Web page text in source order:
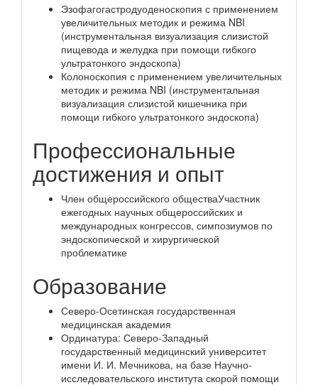
Эзофагогастродуоденоскопия с применением
увеличительных методик и режима NBI
(инструментальная визуализация слизистой
пищевода и желудка при помощи гибкого
ультратонкого эндоскопа)
Колоноскопия с применением увеличительных
методик и режима NBI (инструментальная
визуализация слизистой кишечника при
помощи гибкого ультратонкого эндоскопа)
Профессиональные
достижения и опыт
Член общероссийского обществаУчастник
ежегодных научных общероссийских и
международных конгрессов, симпозиумов по
эндоскопической и хирургической
проблематике
Образование
Северо-Осетинская государственная
медицинская академия
Ординатура: Северо-Западный
государственный медицинский университет
имени И. И. Мечникова, на базе Научно-
исследовательского института скорой помощи